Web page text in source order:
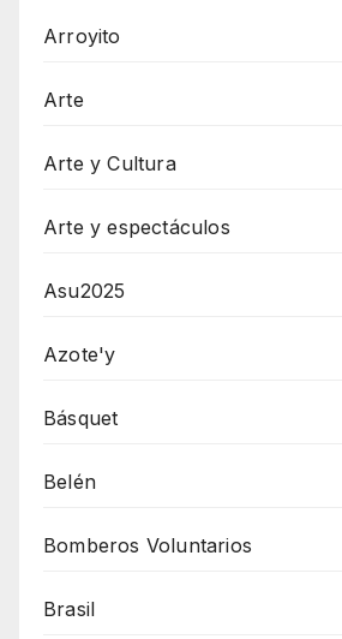
Arroyito
Arte
Arte y Cultura
Arte y espectáculos
Asu2025
Azote'y
Básquet
Belén
Bomberos Voluntarios
Brasil